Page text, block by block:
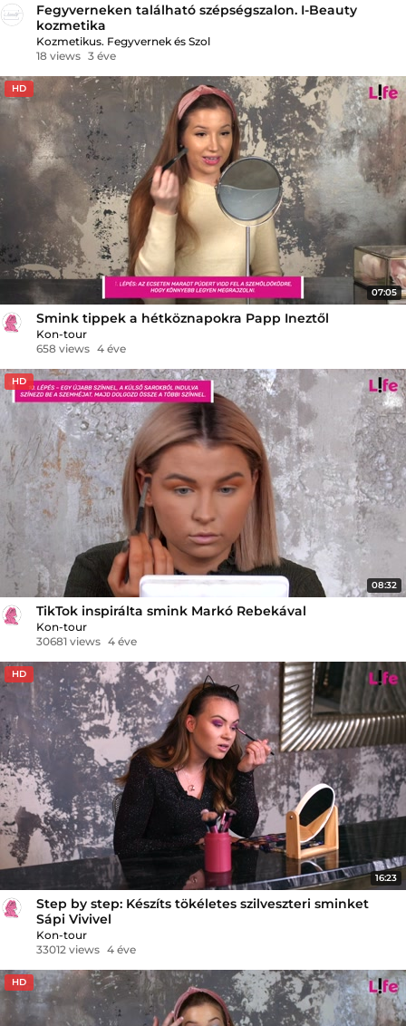
Fegyverneken található szépségszalon. I-Beauty
kozmetika
Kozmetikus. Fegyvernek és Szol
18 views 3 éve
HD
07:05
Smink tippek a hétköznapokra Papp Ineztől
Kon-tour
658 views 4 éve
HD
08:32
TikTok inspirálta smink Markó Rebekával
Kon-tour
30681 views 4 éve
HD
16:23
Step by step: Készíts tökéletes szilveszteri sminket
Sápi Vivivel
Kon-tour
33012 views 4 éve
HD